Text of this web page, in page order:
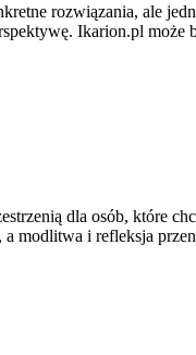
rozwiązania, ale
Ikarion.pl
dla osób, które
modlitwa i refleksja